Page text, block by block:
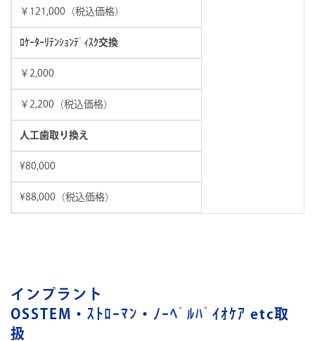
￥121,000（税込価格）
ﾛｹｰﾀｰﾘﾃﾝｼｮﾝﾃﾞｨｽｸ交換
￥2,000
￥2,200（税込価格）
人工歯取り換え
¥80,000
¥88,000（税込価格）
インプラント
OSSTEM・ｽﾄﾛｰﾏﾝ・ﾉｰﾍﾞﾙﾊﾞｲｵｹｱ etc取
扱